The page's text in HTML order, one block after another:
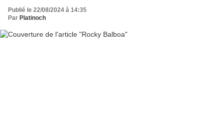
Publié le 22/08/2024 à 14:35
Par Platinoch